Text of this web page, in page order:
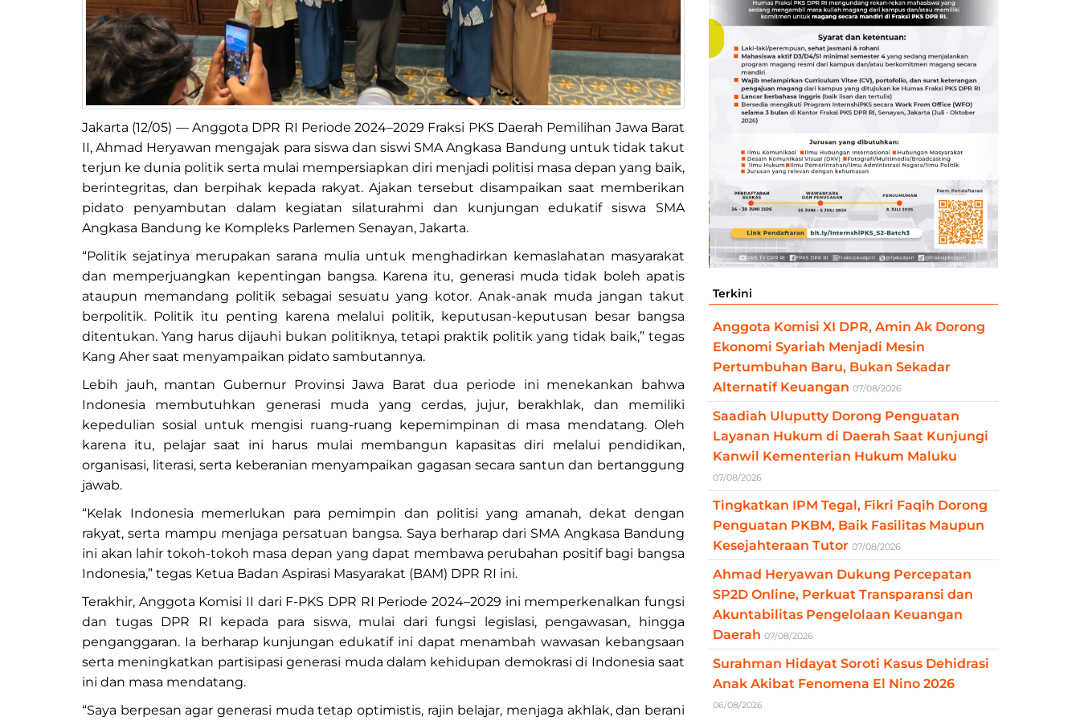
Jakarta (12/05) — Anggota DPR RI Periode 2024–2029 Fraksi PKS Daerah Pemilihan Jawa Barat
II, Ahmad Heryawan mengajak para siswa dan siswi SMA Angkasa Bandung untuk tidak takut
terjun ke dunia politik serta mulai mempersiapkan diri menjadi politisi masa depan yang baik,
berintegritas, dan berpihak kepada rakyat. Ajakan tersebut disampaikan saat memberikan
pidato penyambutan dalam kegiatan silaturahmi dan kunjungan edukatif siswa SMA
Angkasa Bandung ke Kompleks Parlemen Senayan, Jakarta.
“Politik sejatinya merupakan sarana mulia untuk menghadirkan kemaslahatan masyarakat
dan memperjuangkan kepentingan bangsa. Karena itu, generasi muda tidak boleh apatis
ataupun memandang politik sebagai sesuatu yang kotor. Anak-anak muda jangan takut
berpolitik. Politik itu penting karena melalui politik, keputusan-keputusan besar bangsa
ditentukan. Yang harus dijauhi bukan politiknya, tetapi praktik politik yang tidak baik,” tegas
Kang Aher saat menyampaikan pidato sambutannya.
Lebih jauh, mantan Gubernur Provinsi Jawa Barat dua periode ini menekankan bahwa
Indonesia membutuhkan generasi muda yang cerdas, jujur, berakhlak, dan memiliki
kepedulian sosial untuk mengisi ruang-ruang kepemimpinan di masa mendatang. Oleh
karena itu, pelajar saat ini harus mulai membangun kapasitas diri melalui pendidikan,
organisasi, literasi, serta keberanian menyampaikan gagasan secara santun dan bertanggung
jawab.
“Kelak Indonesia memerlukan para pemimpin dan politisi yang amanah, dekat dengan
rakyat, serta mampu menjaga persatuan bangsa. Saya berharap dari SMA Angkasa Bandung
ini akan lahir tokoh-tokoh masa depan yang dapat membawa perubahan positif bagi bangsa
Indonesia,” tegas Ketua Badan Aspirasi Masyarakat (BAM) DPR RI ini.
Terakhir, Anggota Komisi II dari F-PKS DPR RI Periode 2024–2029 ini memperkenalkan fungsi
dan tugas DPR RI kepada para siswa, mulai dari fungsi legislasi, pengawasan, hingga
penganggaran. Ia berharap kunjungan edukatif ini dapat menambah wawasan kebangsaan
serta meningkatkan partisipasi generasi muda dalam kehidupan demokrasi di Indonesia saat
ini dan masa mendatang.
“Saya berpesan agar generasi muda tetap optimistis, rajin belajar, menjaga akhlak, dan berani
Terkini
Anggota Komisi XI DPR, Amin Ak Dorong
Ekonomi Syariah Menjadi Mesin
Pertumbuhan Baru, Bukan Sekadar
Alternatif Keuangan 07/08/2026
Saadiah Uluputty Dorong Penguatan
Layanan Hukum di Daerah Saat Kunjungi
Kanwil Kementerian Hukum Maluku
07/08/2026
Tingkatkan IPM Tegal, Fikri Faqih Dorong
Penguatan PKBM, Baik Fasilitas Maupun
Kesejahteraan Tutor 07/08/2026
Ahmad Heryawan Dukung Percepatan
SP2D Online, Perkuat Transparansi dan
Akuntabilitas Pengelolaan Keuangan
Daerah 07/08/2026
Surahman Hidayat Soroti Kasus Dehidrasi
Anak Akibat Fenomena El Nino 2026
06/08/2026